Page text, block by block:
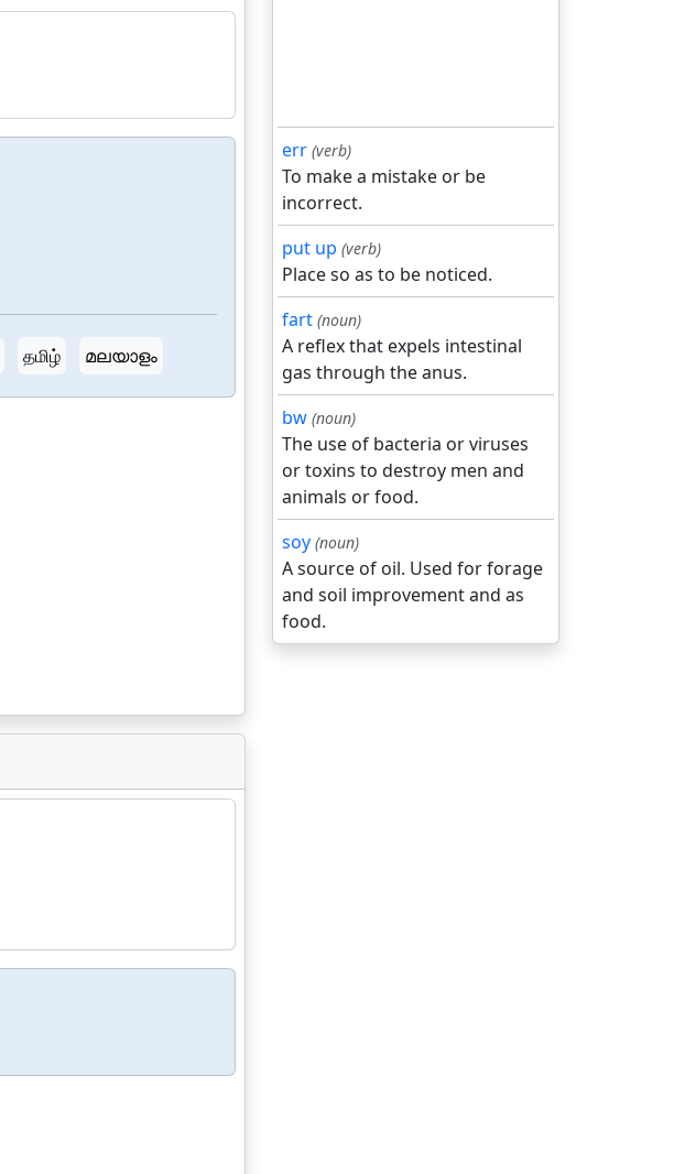
தமிழ் മലയാളം
err (verb)
To make a mistake or be
incorrect.
put up (verb)
Place so as to be noticed.
fart (noun)
A reflex that expels intestinal
gas through the anus.
bw (noun)
The use of bacteria or viruses
or toxins to destroy men and
animals or food.
soy (noun)
A source of oil. Used for forage
and soil improvement and as
food.